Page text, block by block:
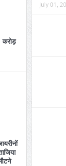
July 01,